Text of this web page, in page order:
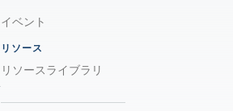
イベント
リソース
リソースライブラリ